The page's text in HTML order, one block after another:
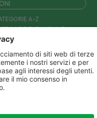
A-Z
FARMACI A-Z
BLOG